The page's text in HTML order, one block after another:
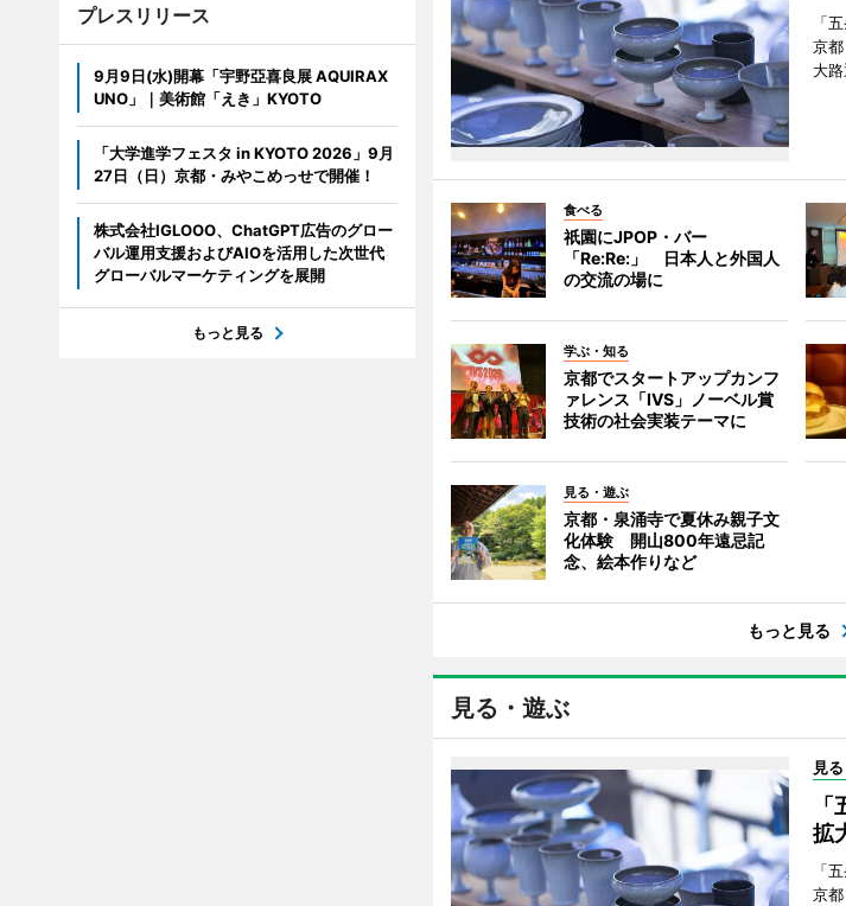
「
京
大
食べる
祇園にJPOP・バー
「Re:Re:」 日本人と外国人
の交流の場に
学ぶ・知る
京都でスタートアップカンフ
ァレンス「IVS」ノーベル賞
技術の社会実装テーマに
見る・遊ぶ
京都・泉涌寺で夏休み親子文
化体験 開山800年遠忌記
念、絵本作りなど
もっと見る
見る・遊ぶ
見
拡
「
京
プレスリリース
9月9日(水)開幕「宇野亞喜良展 AQUIRAX
UNO」｜美術館「えき」KYOTO
「大学進学フェスタ in KYOTO 2026」9月
27日（日）京都・みやこめっせで開催！
株式会社IGLOOO、ChatGPT広告のグロー
バル運用支援およびAIOを活用した次世代
グローバルマーケティングを展開
もっと見る